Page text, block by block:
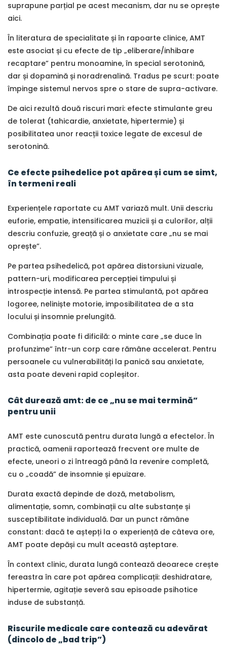
suprapune parțial pe acest mecanism, dar nu se oprește
aici.
În literatura de specialitate și în rapoarte clinice, AMT
este asociat și cu efecte de tip „eliberare/inhibare
recaptare” pentru monoamine, în special serotonină,
dar și dopamină și noradrenalină. Tradus pe scurt: poate
împinge sistemul nervos spre o stare de supra-activare.
De aici rezultă două riscuri mari: efecte stimulante greu
de tolerat (tahicardie, anxietate, hipertermie) și
posibilitatea unor reacții toxice legate de excesul de
serotonină.
Ce efecte psihedelice pot apărea și cum se simt,
în termeni reali
Experiențele raportate cu AMT variază mult. Unii descriu
euforie, empatie, intensificarea muzicii și a culorilor, alții
descriu confuzie, greață și o anxietate care „nu se mai
oprește”.
Pe partea psihedelică, pot apărea distorsiuni vizuale,
pattern-uri, modificarea percepției timpului și
introspecție intensă. Pe partea stimulantă, pot apărea
logoree, neliniște motorie, imposibilitatea de a sta
locului și insomnie prelungită.
Combinația poate fi dificilă: o minte care „se duce în
profunzime” într-un corp care rămâne accelerat. Pentru
persoanele cu vulnerabilități la panică sau anxietate,
asta poate deveni rapid copleșitor.
Cât durează amt: de ce „nu se mai termină”
pentru unii
AMT este cunoscută pentru durata lungă a efectelor. În
practică, oamenii raportează frecvent ore multe de
efecte, uneori o zi întreagă până la revenire completă,
cu o „coadă” de insomnie și epuizare.
Durata exactă depinde de doză, metabolism,
alimentație, somn, combinații cu alte substanțe și
susceptibilitate individuală. Dar un punct rămâne
constant: dacă te aștepți la o experiență de câteva ore,
AMT poate depăși cu mult această așteptare.
În context clinic, durata lungă contează deoarece crește
fereastra în care pot apărea complicații: deshidratare,
hipertermie, agitație severă sau episoade psihotice
induse de substanță.
Riscurile medicale care contează cu adevărat
(dincolo de „bad trip”)